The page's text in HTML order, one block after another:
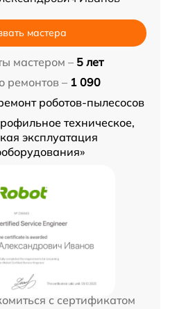
мастера
мастером – 5 лет
ремонтов – 1 090
роботов-пылесосов
техническое,
эксплуатация
с сертификатом